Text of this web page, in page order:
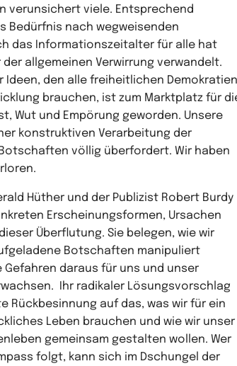
verunsichert viele. Entsprechend
Bedürfnis nach wegweisenden
das Informationszeitalter für alle hat
allgemeinen Verwirrung verwandelt.
Ideen, den alle freiheitlichen Demokratien
brauchen, ist zum Marktplatz für
Wut und Empörung geworden. Unsere
konstruktiven Verarbeitung der
völlig überfordert. Wir haben
Hüther und der Publizist Robert Burdy
Erscheinungsformen, Ursachen
Überflutung. Sie belegen, wie wir
Botschaften manipuliert
Gefahren daraus für uns und unser
Ihr radikaler Lösungsvorschlag
Rückbesinnung auf das, was wir für ein
Leben brauchen und wie wir unser
gemeinsam gestalten wollen. Wer
folgt, kann sich im Dschungel der